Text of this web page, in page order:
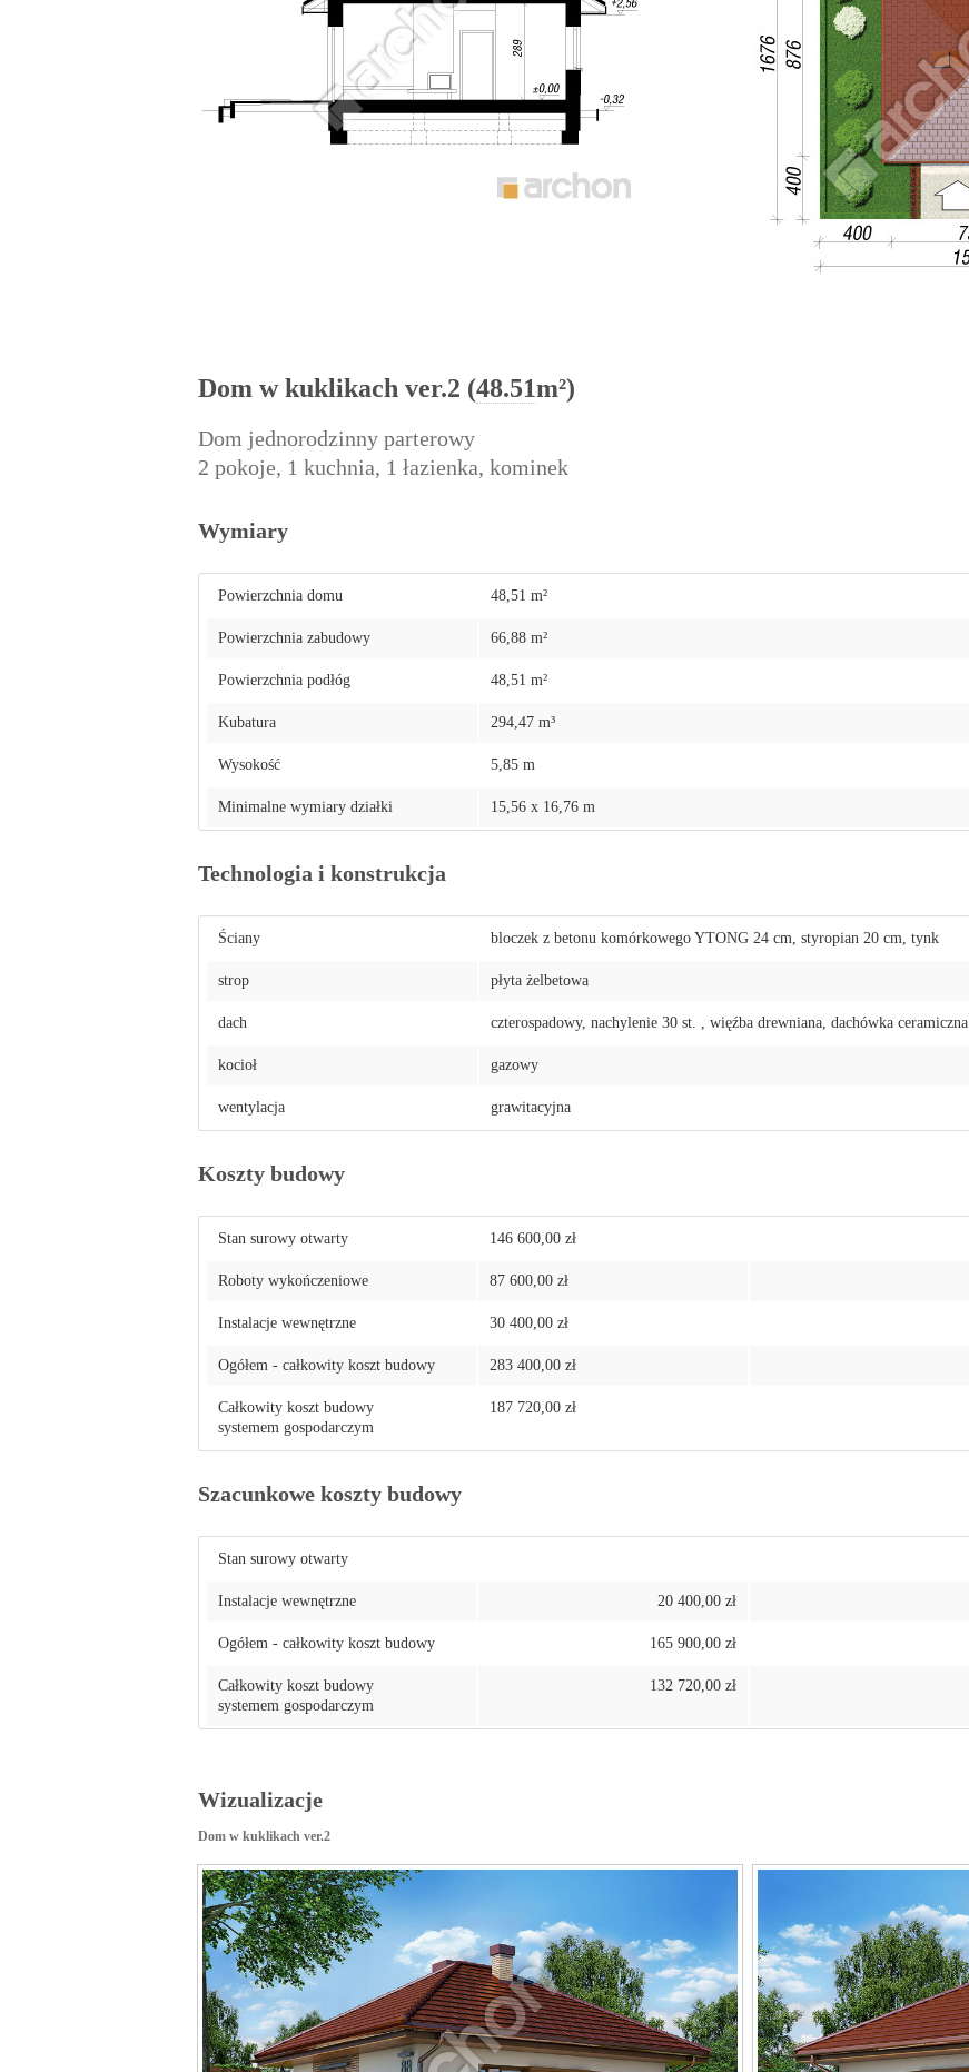
Dom w kuklikach ver.2 (48.51m²)
Dom jednorodzinny parterowy
2 pokoje, 1 kuchnia, 1 łazienka, kominek
Wymiary
Powierzchnia domu 48,51 m²
Powierzchnia zabudowy 66,88 m²
Powierzchnia podłóg 48,51 m²
Kubatura 294,47 m³
Wysokość 5,85 m
Minimalne wymiary działki 15,56 x 16,76 m
Technologia i konstrukcja
Ściany bloczek z betonu komórkowego YTONG 24 cm, styropian 20 cm, tynk
strop płyta żelbetowa
dach czterospadowy, nachylenie 30 st. , więźba drewniana, dachówka ceramiczna
kocioł gazowy
wentylacja grawitacyjna
Koszty budowy
Stan surowy otwarty 146 600,00 zł
Roboty wykończeniowe 87 600,00 zł
Instalacje wewnętrzne 30 400,00 zł
Ogółem - całkowity koszt budowy 283 400,00 zł
Całkowity koszt budowy
systemem gospodarczym
187 720,00 zł
Szacunkowe koszty budowy
Stan surowy otwarty
Instalacje wewnętrzne 20 400,00 zł
Ogółem - całkowity koszt budowy 165 900,00 zł
Całkowity koszt budowy
systemem gospodarczym
132 720,00 zł
Wizualizacje
Dom w kuklikach ver.2